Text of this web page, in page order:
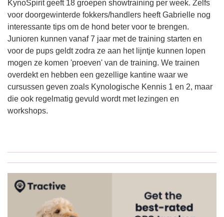
KynoSpirit geeft 18 groepen showtraining per week. Zelfs
voor doorgewinterde fokkers/handlers heeft Gabrielle nog
interessante tips om de hond beter voor te brengen.
Junioren kunnen vanaf 7 jaar met de training starten en
voor de pups geldt zodra ze aan het lijntje kunnen lopen
mogen ze komen 'proeven' van de training. We trainen
overdekt en hebben een gezellige kantine waar we
cursussen geven zoals Kynologische Kennis 1 en 2, maar
die ook regelmatig gevuld wordt met lezingen en
workshops.